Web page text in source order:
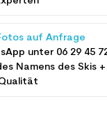
auf Anfrage
unter 06 29 45
Namens des Skis